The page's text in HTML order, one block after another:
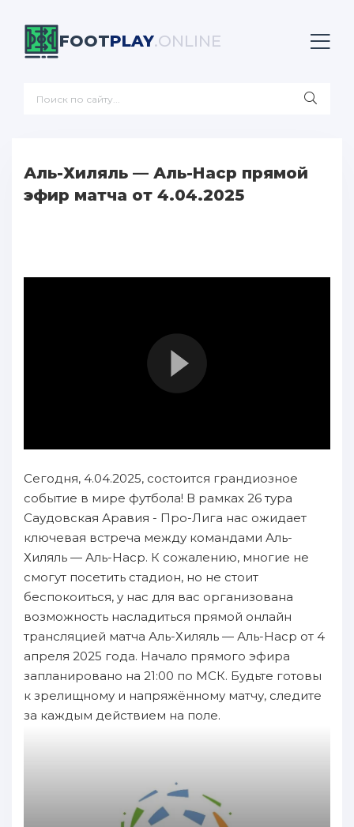
FOOTPLAY.ONLINE
Аль-Хиляль — Аль-Наср прямой
эфир матча от 4.04.2025
Сегодня, 4.04.2025, состоится грандиозное
событие в мире футбола! В рамках 26 тура
Саудовская Аравия - Про-Лига нас ожидает
ключевая встреча между командами Аль-
Хиляль — Аль-Наср. К сожалению, многие не
смогут посетить стадион, но не стоит
беспокоиться, у нас для вас организована
возможность насладиться прямой онлайн
трансляцией матча Аль-Хиляль — Аль-Наср от 4
апреля 2025 года. Начало прямого эфира
запланировано на 21:00 по МСК. Будьте готовы
к зрелищному и напряжённому матчу, следите
за каждым действием на поле.